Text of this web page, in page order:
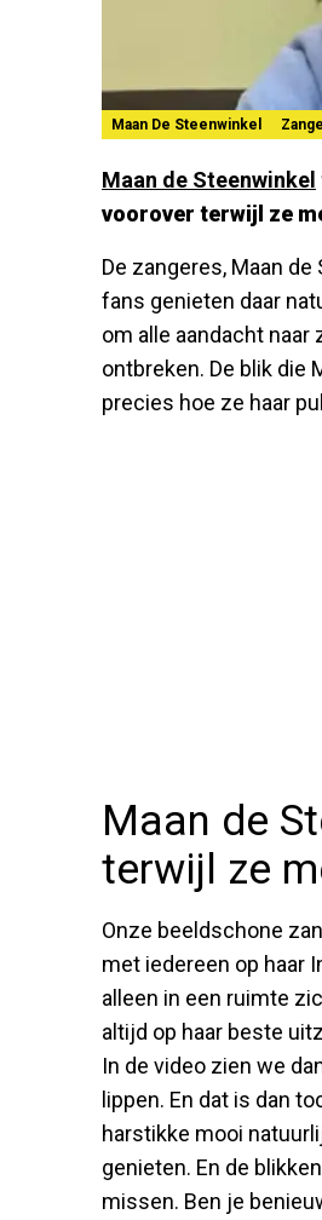
Maan De Steenwinkel
Maan de Steenwinkel
voorover terwijl ze
De zangeres, Maan
fans genieten daar
om alle aandacht
ontbreken. De blik die
precies hoe ze haar
Maan de
terwijl ze
Onze beeldschone
met iedereen op haar
alleen in een ruimte
altijd op haar beste
In de video zien we
lippen. En dat is dan
harstikke mooi
genieten. En de
missen. Ben je